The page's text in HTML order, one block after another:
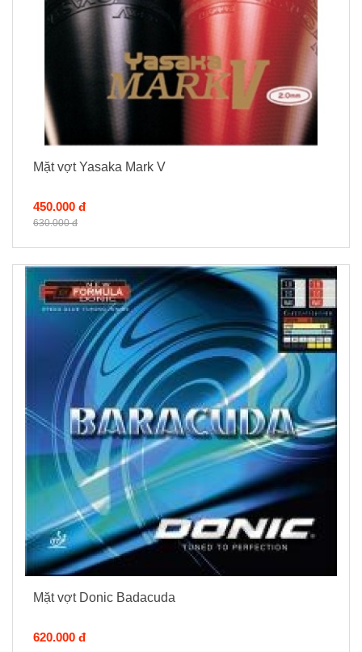
Mặt vợt Yasaka Mark V
450.000 đ
630.000 đ
Mặt vợt Donic Badacuda
620.000 đ